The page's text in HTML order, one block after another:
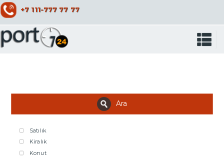
+7 111-777 77 77
Ara
Satılık
Kiralık
Konut